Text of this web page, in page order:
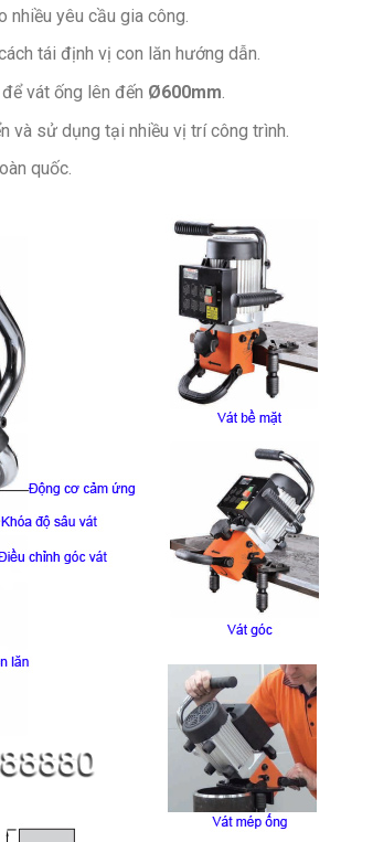
nhiều yêu cầu gia công.
tái định vị con lăn hướng dẫn.
vát ống lên đến Ø600mm.
và sử dụng tại nhiều vị trí công trình.
quốc.